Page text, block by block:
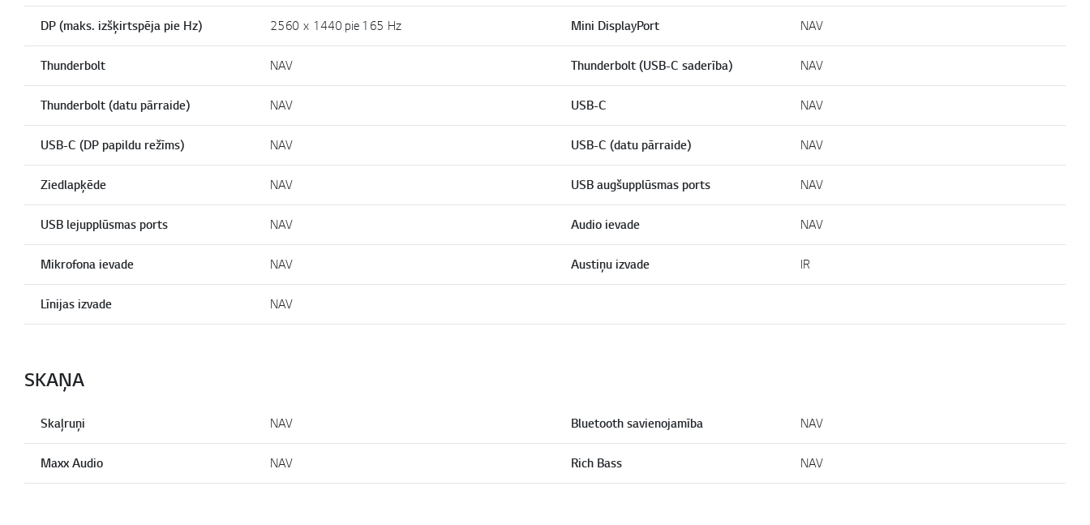
DP (maks. izšķirtspēja pie Hz) 2560 x 1440 pie 165 Hz Mini DisplayPort NAV
Thunderbolt NAV Thunderbolt (USB-C saderība) NAV
Thunderbolt (datu pārraide) NAV USB-C NAV
USB-C (DP papildu režīms) NAV USB-C (datu pārraide) NAV
Ziedlapķēde NAV USB augšupplūsmas ports NAV
USB lejupplūsmas ports NAV Audio ievade NAV
Mikrofona ievade NAV Austiņu izvade IR
Līnijas izvade NAV
SKAŅA
Skaļruņi NAV Bluetooth savienojamība NAV
Maxx Audio NAV Rich Bass NAV